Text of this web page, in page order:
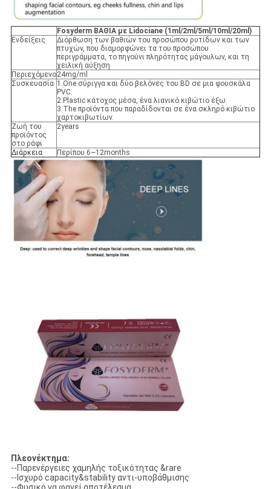
Fosyderm ΒΑΘΙΑ με Lidociane (1ml/2ml/5ml/10ml/20ml)
Ενδείξεις
Διόρθωση των βαθιών του προσώπου ρυτίδων και των
πτυχών, που διαμορφώνει τα του προσώπου
περιγράμματα, το πηγούνι πληρότητας μάγουλων, και τη
χειλική αύξηση
Περιεχόμενο24mg/ml
Συσκευασία 1.One σύριγγα και δύο βελόνες του BD σε μια φουσκάλα
PVC.
2.Plastic κάτοχος μέσα, ένα λιανικό κιβώτιο έξω.
3.The προϊόντα που παραδίδονται σε ένα σκληρό κιβώτιο
χαρτοκιβωτίων.
Ζωή του
προϊόντος
στο ράφι
2years
Διάρκεια Περίπου 6~12months
Πλεονέκτημα:
--Παρενέργειες χαμηλής τοξικότητας &rare
--Ισχυρό capacity&stability αντι-υποβάθμισης
--Φυσικό να φανεί αποτέλεσμα